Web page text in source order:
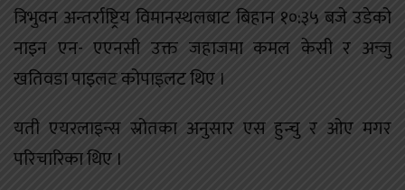
त्रिभुवन अन्तर्राष्ट्रिय विमानस्थलबाट बिहान १०:३५ बजे उडेको
नाइन एन- एएनसी उक्त जहाजमा कमल केसी र अन्जु
खतिवडा पाइलट कोपाइलट थिए ।
यती एयरलाइन्स स्रोतका अनुसार एस हुन्चु र ओए मगर
परिचारिका थिए ।